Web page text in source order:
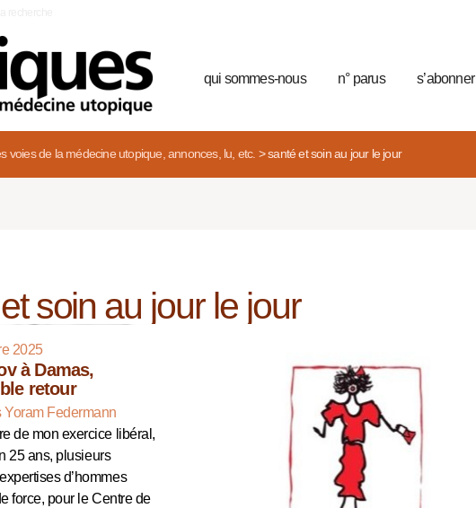
qui sommes-nous n° parus s’abonner
voies de la médecine utopique, annonces, lu, etc. > santé et soin au jour le jour
soin au jour le jour
2025
à Damas,
retour
Yoram Federmann
de mon exercice libéral,
25 ans, plusieurs
d’hommes
force, pour le Centre de